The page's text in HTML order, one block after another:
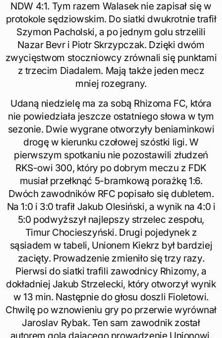
NDW 4:1. Tym razem Walasek nie zapisał się w
protokole sędziowskim. Do siatki dwukrotnie trafił
Szymon Pacholski, a po jednym golu strzelili
Nazar Bevr i Piotr Skrzypczak. Dzięki dwóm
zwycięstwom stoczniowcy zrównali się punktami
z trzecim Diadalem. Mają także jeden mecz
mniej rozegrany.
Udaną niedzielę ma za sobą Rhizoma FC, która
nie powiedziała jeszcze ostatniego słowa w tym
sezonie. Dwie wygrane otworzyły beniaminkowi
drogę w kierunku czołowej szóstki ligi. W
pierwszym spotkaniu nie pozostawili złudzeń
RKS-owi 300, który po dobrym meczu z FDK
musiał przełknąć 5-bramkową porażkę 1:6.
Dwóch zawodników RFC popisało się dubletem.
Na 1:0 i 3:0 trafił Jakub Olesiński, a wynik na 4:0 i
5:0 podwyższył najlepszy strzelec zespołu,
Timur Chocieszyński. Drugi pojedynek z
sąsiadem w tabeli, Unionem Kiekrz był bardziej
zacięty. Prowadzenie zmieniło się trzy razy.
Pierwsi do siatki trafili zawodnicy Rhizomy, a
dokładniej Jakub Strzelecki, który otworzył wynik
w 13 min. Następnie do głosu doszli Fioletowi.
Chwilę po wznowieniu gry po przerwie wyrównał
Jaroslav Rybak. Ten sam zawodnik został